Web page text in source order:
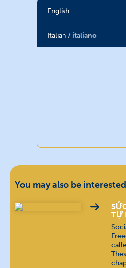
English
Italian italiano
You may also be
TỰ